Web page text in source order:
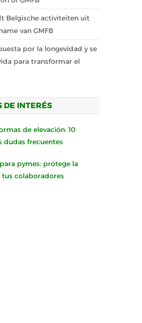
Belgische activiteiten uit
van GMFB
por la longevidad y se
para transformar el
DE INTERÉS
de elevación: 10
dudas frecuentes
pymes: protege la
colaboradores